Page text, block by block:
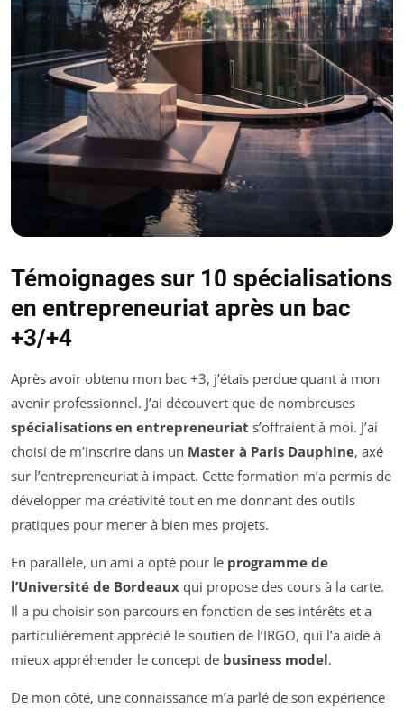
Témoignages sur 10 spécialisations
en entrepreneuriat après un bac
+3/+4
Après avoir obtenu mon bac +3, j’étais perdue quant à mon
avenir professionnel. J’ai découvert que de nombreuses
spécialisations en entrepreneuriat s’offraient à moi. J’ai
choisi de m’inscrire dans un Master à Paris Dauphine, axé
sur l’entrepreneuriat à impact. Cette formation m’a permis de
développer ma créativité tout en me donnant des outils
pratiques pour mener à bien mes projets.
En parallèle, un ami a opté pour le programme de
l’Université de Bordeaux qui propose des cours à la carte.
Il a pu choisir son parcours en fonction de ses intérêts et a
particulièrement apprécié le soutien de l’IRGO, qui l’a aidé à
mieux appréhender le concept de business model.
De mon côté, une connaissance m’a parlé de son expérience